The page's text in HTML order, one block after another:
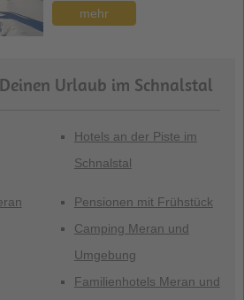
mehr
Urlaub im Schnalstal
Hotels an der Piste im
Schnalstal
Pensionen mit Frühstück
Camping Meran und
Umgebung
Familienhotels Meran und